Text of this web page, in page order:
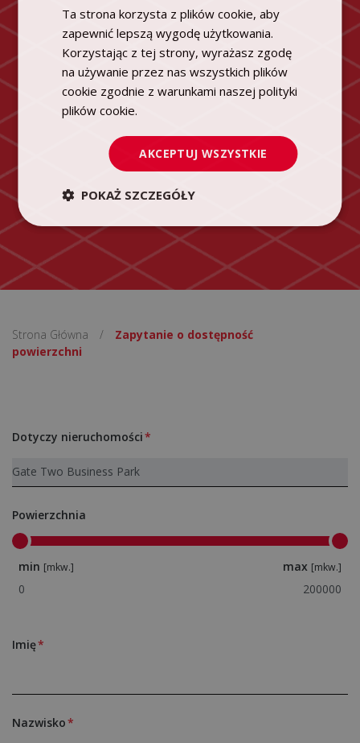
Strona Główna /
Zapytanie o dostępność
powierzchni
Dotyczy nieruchomości
Powierzchnia
min [mkw.] max [mkw.]
Imię
Nazwisko
ENGLISH
Ta strona korzysta z plików cookie, aby
zapewnić lepszą wygodę użytkowania.
Korzystając z tej strony, wyrażasz zgodę
na używanie przez nas wszystkich plików
cookie zgodnie z warunkami naszej polityki
plików cookie.
AKCEPTUJ WSZYSTKIE
POKAŻ SZCZEGÓŁY